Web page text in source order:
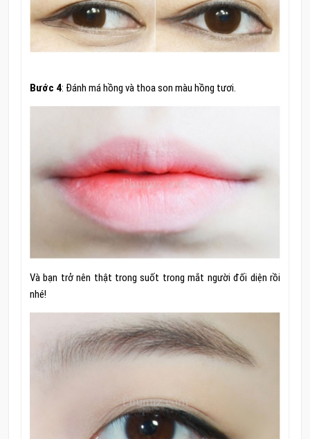
Bước 4: Đánh má hồng và thoa son màu hồng tươi.
Và bạn trở nên thật trong suốt trong mắt người đối diện rồi
nhé!